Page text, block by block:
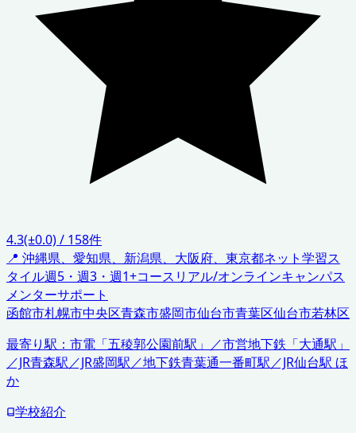
4.3(±0.0)/ 158件
📍 沖縄県、愛知県、新潟県、大阪府、東京都ネット学習ス
タイル週5・週3・週1+コース リアル/オンラインキャンパス
メンターサポート
函館市札幌市中央区青森市盛岡市仙台市青葉区仙台市若林区
最寄り駅： 市電「五稜郭公園前駅」／市営地下鉄「大通駅」
／JR青森駅／JR盛岡駅／地下鉄青葉通一番町駅／JR仙台駅 ほ
か
学校紹介